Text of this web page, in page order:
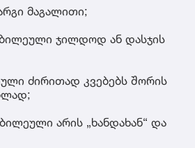
მაგალითი;
ჯილდოდ ან დასჯის
ძირითად კვებებს შორის
არის „ხანდახან“ და